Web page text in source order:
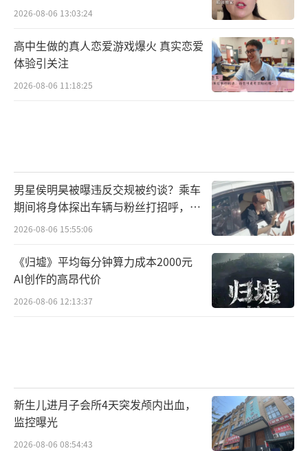
2026-08-06 13:03:24
高中生做的真人恋爱游戏爆火 真实恋爱
体验引关注
2026-08-06 11:18:25
男星侯明昊被曝违反交规被约谈？乘车
期间将身体探出车辆与粉丝打招呼，当
地交警回应
2026-08-06 15:55:06
《归墟》平均每分钟算力成本2000元
AI创作的高昂代价
2026-08-06 12:13:37
新生儿进月子会所4天突发颅内出血，
监控曝光
2026-08-06 08:54:43